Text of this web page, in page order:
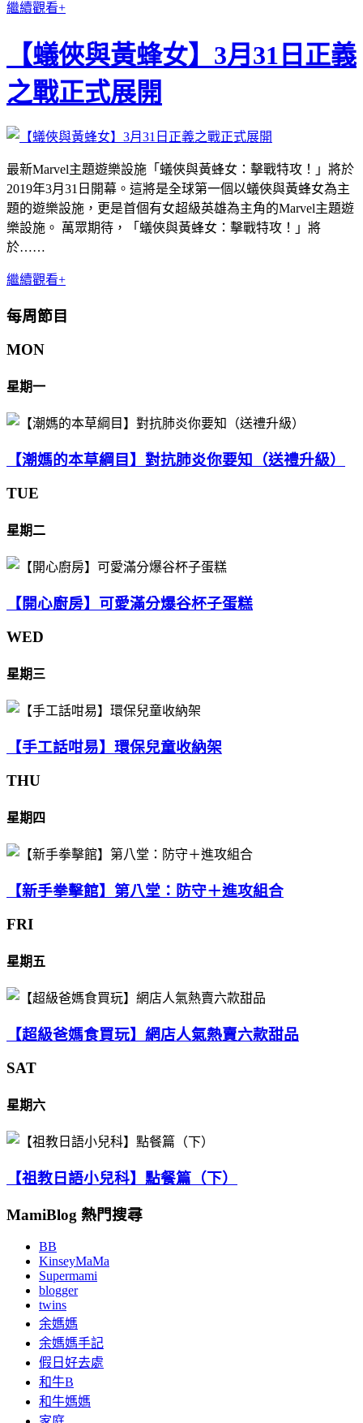
繼續觀看+
【蟻俠與黃蜂女】3月31日正義
之戰正式展開
最新Marvel主題遊樂設施「蟻俠與黃蜂女：擊戰特攻！」將於
2019年3月31日開幕。這將是全球第一個以蟻俠與黃蜂女為主
題的遊樂設施，更是首個有女超級英雄為主角的Marvel主題遊
樂設施。 萬眾期待，「蟻俠與黃蜂女：擊戰特攻！」將
於……
繼續觀看+
每周節目
MON
星期一
【潮媽的本草綱目】對抗肺炎你要知（送禮升級）
TUE
星期二
【開心廚房】可愛滿分爆谷杯子蛋糕
WED
星期三
【手工話咁易】環保兒童收納架
THU
星期四
【新手拳擊館】第八堂：防守＋進攻組合
FRI
星期五
【超級爸媽食買玩】網店人氣熱賣六款甜品
SAT
星期六
【祖教日語小兒科】點餐篇（下）
MamiBlog 熱門搜尋
BB
KinseyMaMa
Supermami
blogger
twins
余媽媽
余媽媽手記
假日好去處
和牛B
和牛媽媽